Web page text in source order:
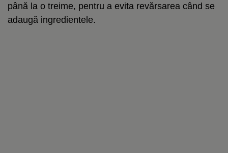
până la o treime, pentru a evita revărsarea când se
adaugă ingredientele.